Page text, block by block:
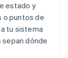
estado y
o puntos de
tu sistema
dónde